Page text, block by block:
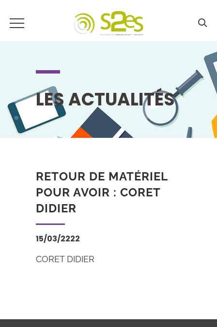
LES ACTUALITÉS
RETOUR DE MATÉRIEL
POUR AVOIR : CORET
DIDIER
15/03/2222
CORET DIDIER